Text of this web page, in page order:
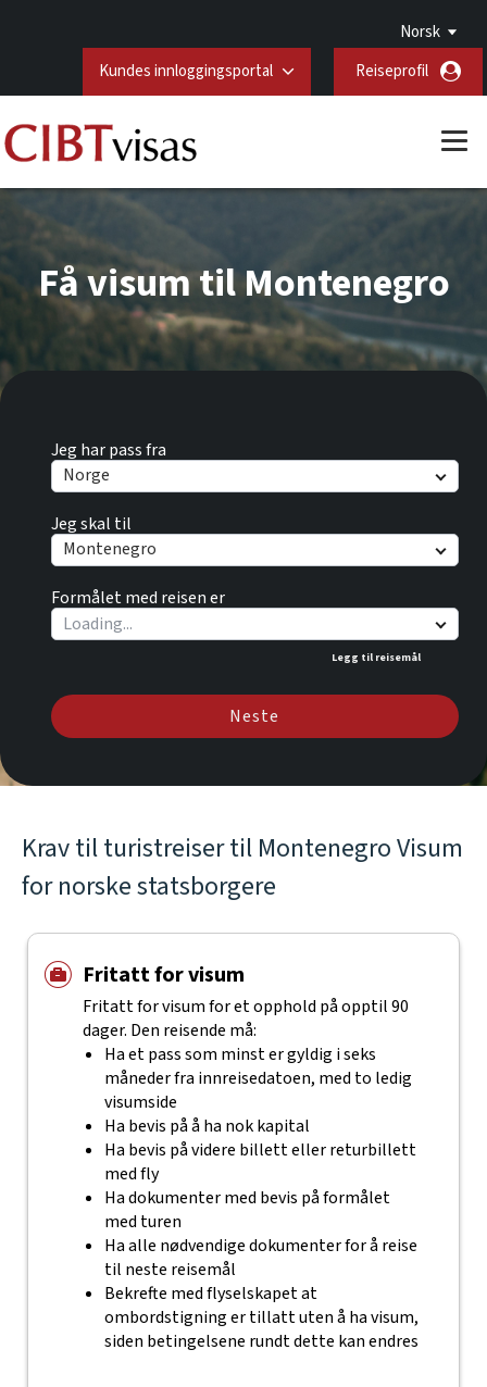
Norsk
Kundes innloggingsportal
Reiseprofil
Jeg har pass fra
Norge
Jeg skal til
Montenegro
Formålet med reisen er
Legg til reisemål
Neste
Få visum til Montenegro
Krav til turistreiser til Montenegro Visum
for norske statsborgere
Fritatt for visum
Fritatt for visum for et opphold på opptil 90
dager. Den reisende må:
Ha et pass som minst er gyldig i seks
måneder fra innreisedatoen, med to ledig
visumside
Ha bevis på å ha nok kapital
Ha bevis på videre billett eller returbillett
med fly
Ha dokumenter med bevis på formålet
med turen
Ha alle nødvendige dokumenter for å reise
til neste reisemål
Bekrefte med flyselskapet at
ombordstigning er tillatt uten å ha visum,
siden betingelsene rundt dette kan endres